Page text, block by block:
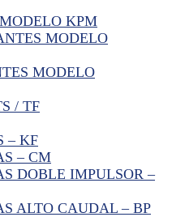
KPM
MODELO
MODELO
/ TF
– KF
– CM
DOBLE IMPULSOR –
ALTO CAUDAL – BP